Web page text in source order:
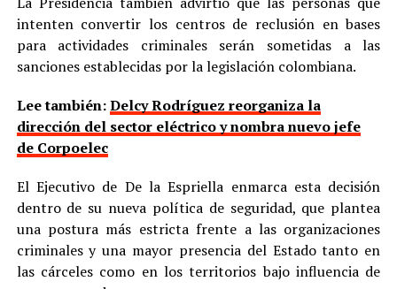
intenten convertir los centros de reclusión en bases
para actividades criminales serán sometidas a las
sanciones establecidas por la legislación colombiana.
Lee también:Delcy Rodríguez reorganiza la
dirección del sector eléctrico y nombra nuevo jefe
de Corpoelec
El Ejecutivo de De la Espriella enmarca esta decisión
dentro de su nueva política de seguridad, que plantea
una postura más estricta frente a las organizaciones
criminales y una mayor presencia del Estado tanto en
las cárceles como en los territorios bajo influencia de